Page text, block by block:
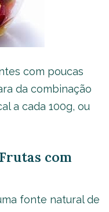
com poucas
da combinação
a cada 100g, ou
com
fonte natural de